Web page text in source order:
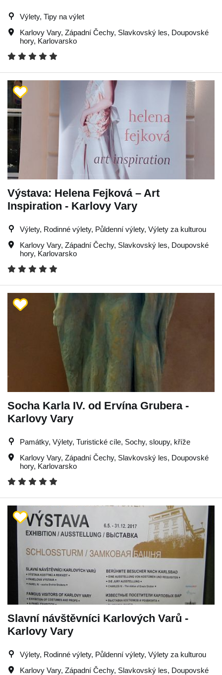
Výlety, Tipy na výlet
Karlovy Vary, Západní Čechy, Slavkovský les, Doupovské
hory, Karlovarsko
Výstava: Helena Fejková – Art
Inspiration - Karlovy Vary
Výlety, Rodinné výlety, Půldenní výlety, Výlety za kulturou
Karlovy Vary, Západní Čechy, Slavkovský les, Doupovské
hory, Karlovarsko
Socha Karla IV. od Ervína Grubera -
Karlovy Vary
Památky, Výlety, Turistické cíle, Sochy, sloupy, kříže
Karlovy Vary, Západní Čechy, Slavkovský les, Doupovské
hory, Karlovarsko
Slavní návštěvníci Karlových Varů -
Karlovy Vary
Výlety, Rodinné výlety, Půldenní výlety, Výlety za kulturou
Karlovy Vary, Západní Čechy, Slavkovský les, Doupovské